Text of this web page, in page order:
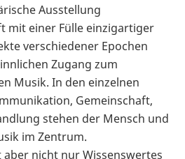
Ausstellung
mit einer Fülle einzigartiger
verschiedener Epochen
Zugang zum
Musik. In den einzelnen
Gemeinschaft,
stehen der Mensch und
im Zentrum.
nicht nur Wissenswertes